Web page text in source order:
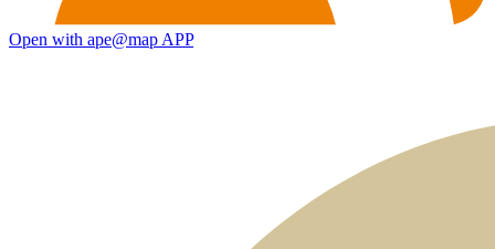
Open with ape@map APP